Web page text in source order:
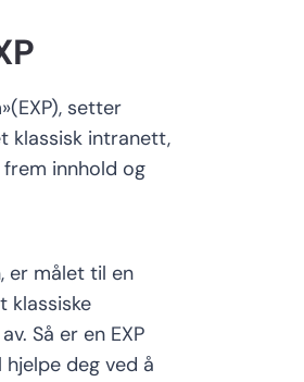
(EXP), setter
klassisk intranett,
innhold og
, er målet til en
klassiske
. Så er en EXP
hjelpe deg ved å